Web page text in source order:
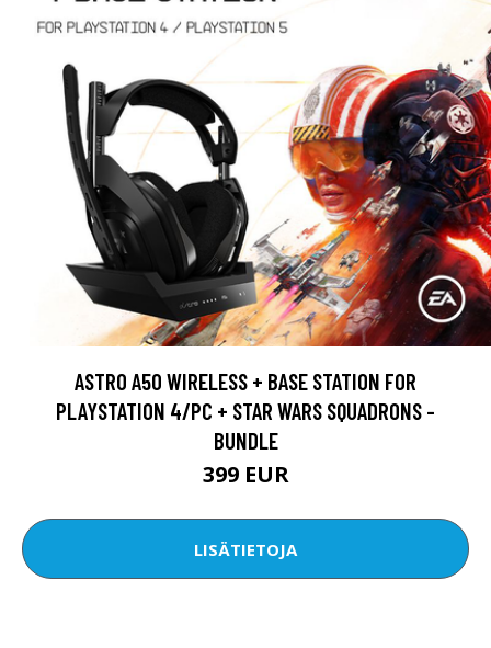
ASTRO A50 WIRELESS + BASE STATION FOR
PLAYSTATION 4/PC + STAR WARS SQUADRONS -
BUNDLE
399 EUR
LISÄTIETOJA